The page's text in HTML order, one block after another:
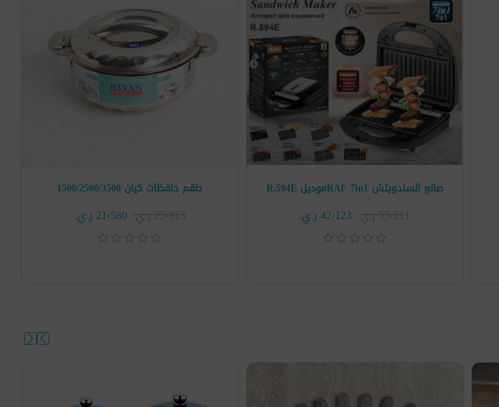
طقم حافظات كيان 1500/2500/3500
25٬813 ر.ي.‏ 21٬580 ر.ي.‏
صانع السندويتش RAF 7in1موديل R.594E
53٬211 ر.ي.‏ 42٬123 ر.ي.‏